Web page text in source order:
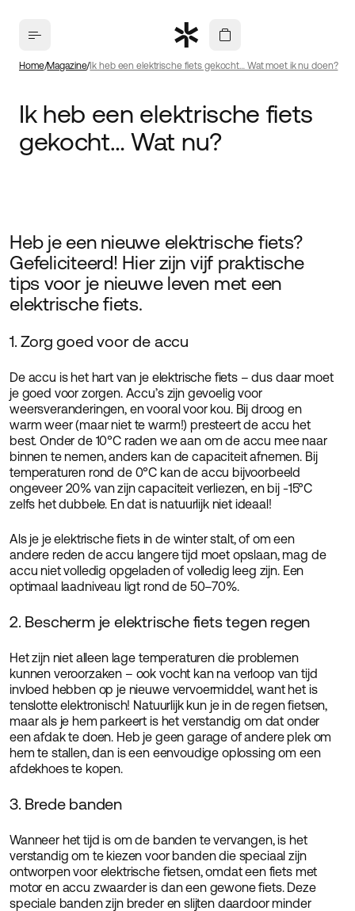
Home Magazine Ik heb een elektrische fiets gekocht… Wat moet ik nu doen?
Ik heb een elektrische fiets
gekocht… Wat nu?
Heb je een nieuwe elektrische fiets?
Gefeliciteerd! Hier zijn vijf praktische
tips voor je nieuwe leven met een
elektrische fiets.
1. Zorg goed voor de accu
De accu is het hart van je elektrische fiets – dus daar moet
je goed voor zorgen. Accu’s zijn gevoelig voor
weersveranderingen, en vooral voor kou. Bij droog en
warm weer (maar niet te warm!) presteert de accu het
best. Onder de 10°C raden we aan om de accu mee naar
binnen te nemen, anders kan de capaciteit afnemen. Bij
temperaturen rond de 0°C kan de accu bijvoorbeeld
ongeveer 20% van zijn capaciteit verliezen, en bij -15°C
zelfs het dubbele. En dat is natuurlijk niet ideaal!
Als je je elektrische fiets in de winter stalt, of om een
andere reden de accu langere tijd moet opslaan, mag de
accu niet volledig opgeladen of volledig leeg zijn. Een
optimaal laadniveau ligt rond de 50–70%.
2. Bescherm je elektrische fiets tegen regen
Het zijn niet alleen lage temperaturen die problemen
kunnen veroorzaken – ook vocht kan na verloop van tijd
invloed hebben op je nieuwe vervoermiddel, want het is
tenslotte elektronisch! Natuurlijk kun je in de regen fietsen,
maar als je hem parkeert is het verstandig om dat onder
een afdak te doen. Heb je geen garage of andere plek om
hem te stallen, dan is een eenvoudige oplossing om een
afdekhoes te kopen.
3. Brede banden
Wanneer het tijd is om de banden te vervangen, is het
verstandig om te kiezen voor banden die speciaal zijn
ontworpen voor elektrische fietsen, omdat een fiets met
motor en accu zwaarder is dan een gewone fiets. Deze
speciale banden zijn breder en slijten daardoor minder